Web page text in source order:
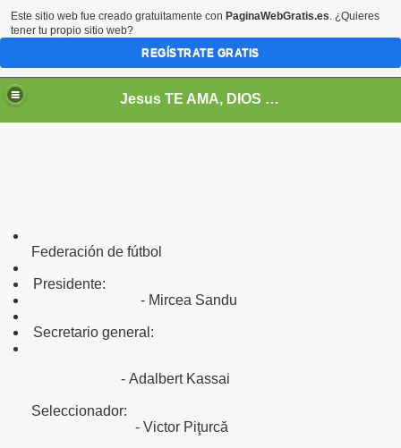
Jesus TE AMA, DIOS Te Quiere, entonces a que esperas? Juan 3 : 16
Federación de fútbol
Presidente:
- Mircea Sandu
Secretario general:
- Adalbert Kassai
Seleccionador:
- Victor Piţurcă
Este sitio web fue creado gratuitamente con PaginaWebGratis.es. ¿Quieres
tener tu propio sitio web?
REGÍSTRATE GRATIS